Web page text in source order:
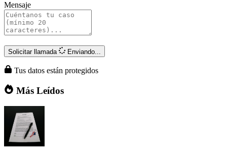
Mensaje
Solicitar llamada Enviando...
Tus datos están protegidos
Más Leídos